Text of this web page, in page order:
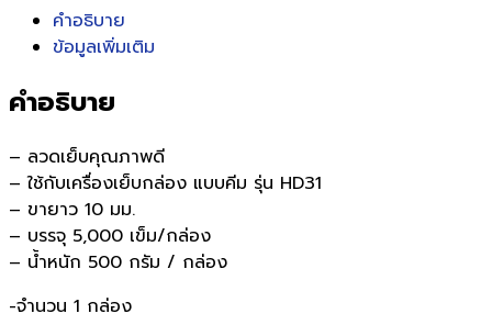
คำอธิบาย
ข้อมูลเพิ่มเติม
คำอธิบาย
– ลวดเย็บคุณภาพดี
– ใช้กับเครื่องเย็บกล่อง แบบคีม รุ่น HD31
– ขายาว 10 มม.
– บรรจุ 5,000 เข็ม/กล่อง
– น้ำหนัก 500 กรัม / กล่อง
-จำนวน 1 กล่อง